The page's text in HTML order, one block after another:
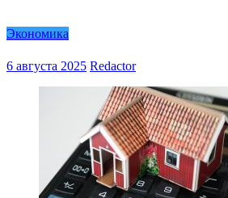
Экономика
6 августа 2025 Redactor